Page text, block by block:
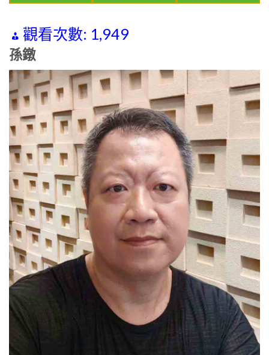
觀看次數: 1,949
孫鐓